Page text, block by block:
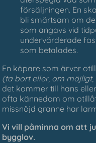
försäljningen. En
bli smärtsam om
som angavs vid
undervärderade
som betalades.
En köpare som ärver
(ta bort eller, om
det kommer till hans
ofta kännedom om
missnöjd granne har
Vi vill påminna om att
bygglov.